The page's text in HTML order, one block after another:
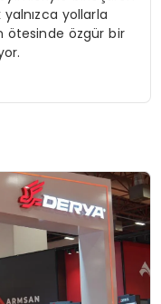
yollarla
ötesinde özgür bir